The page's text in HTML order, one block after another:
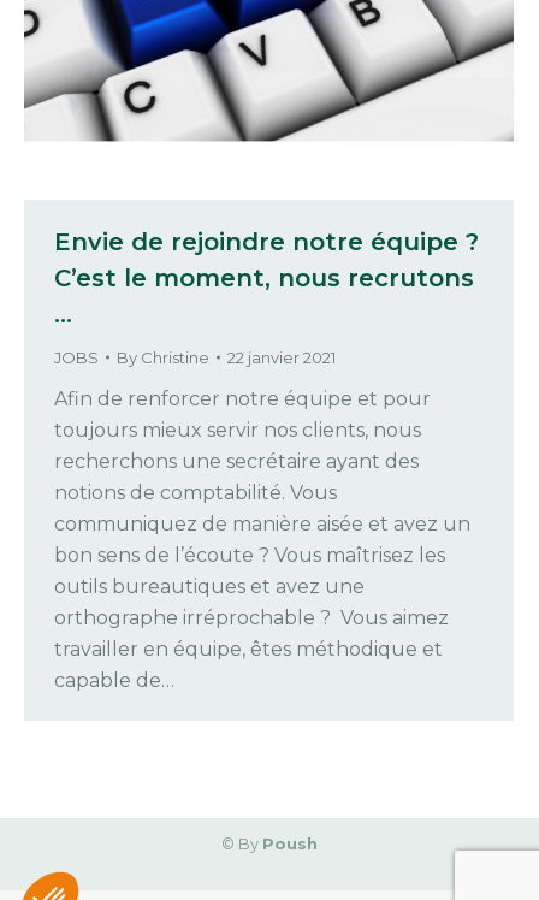
Envie de rejoindre notre équipe ?
C’est le moment, nous recrutons
…
JOBS By Christine 22 janvier 2021
Afin de renforcer notre équipe et pour
toujours mieux servir nos clients, nous
recherchons une secrétaire ayant des
notions de comptabilité. Vous
communiquez de manière aisée et avez un
bon sens de l’écoute ? Vous maîtrisez les
outils bureautiques et avez une
orthographe irréprochable ? Vous aimez
travailler en équipe, êtes méthodique et
capable de…
© By Poush